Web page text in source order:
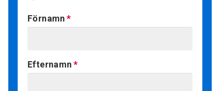
Förnamn
Efternamn